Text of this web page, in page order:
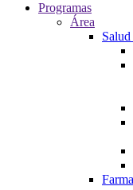
Programas
Área